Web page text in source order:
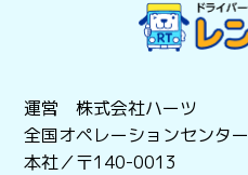
運営 株式会社ハーツ
全国オペレーションセンター
本社／〒140-0013